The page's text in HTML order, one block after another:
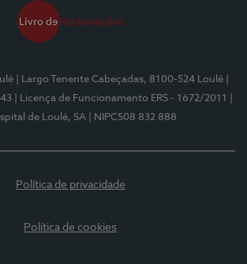
| Largo Tenente Cabeçadas, 8100-524 Loulé
| Licença de Funcionamento ERS - 1672/2011
de Loulé, SA
| NIPC508 832 888
Política de privacidade
Política de cookies